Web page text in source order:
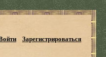
Зарегистрироваться